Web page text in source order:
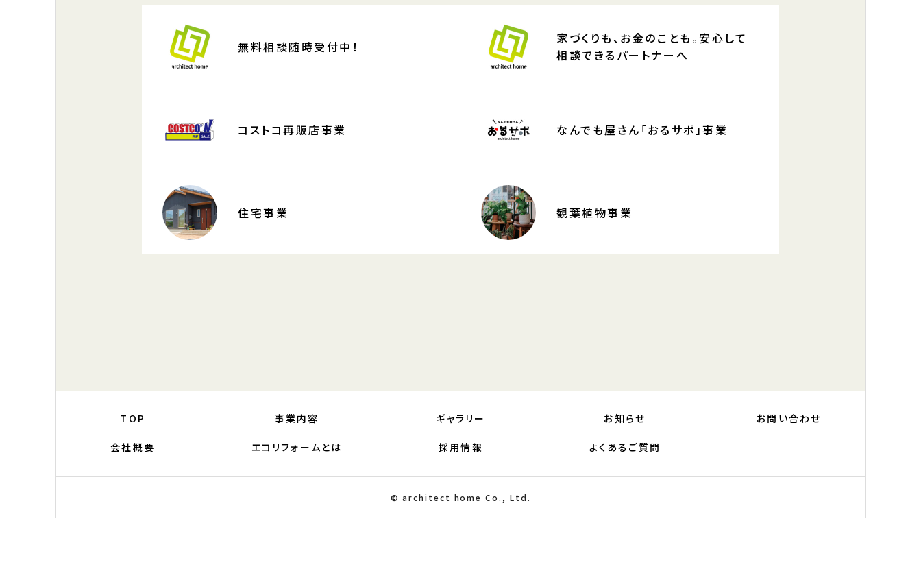
無料相談随時受付中！
家づくりも、お金のことも。安心して
相談できるパートナーへ
コストコ再販店事業 なんでも屋さん「おるサポ」事業
住宅事業 観葉植物事業
TOP
会社概要
事業内容
エコリフォームとは
ギャラリー
採用情報
お知らせ
よくあるご質問
お問い合わせ
© architect home Co., Ltd.